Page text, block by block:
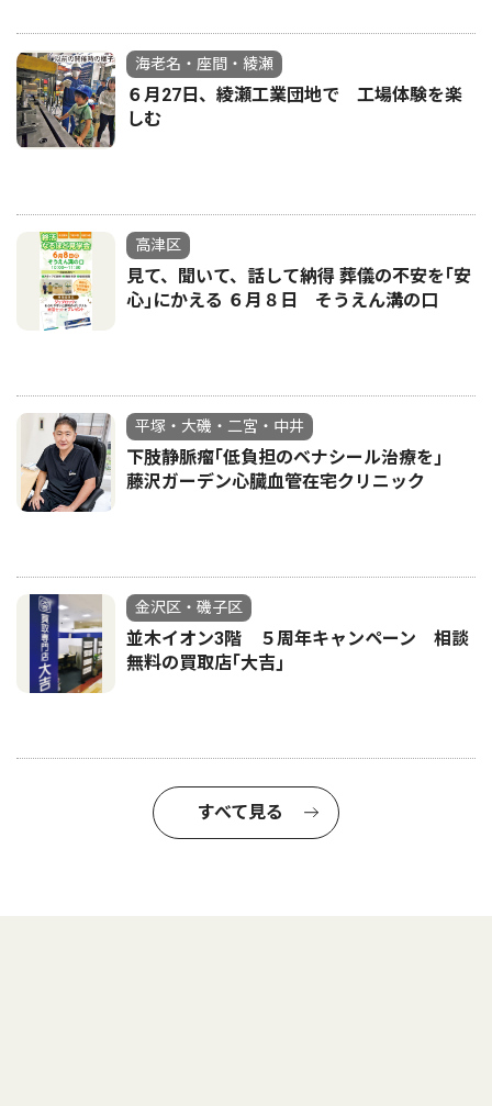
海老名・座間・綾瀬
６月27日、綾瀬工業団地で 工場体験を楽
しむ
高津区
見て、聞いて、話して納得 葬儀の不安を｢安
心｣にかえる ６月８日 そうえん溝の口
平塚・大磯・二宮・中井
下肢静脈瘤｢低負担のベナシール治療を｣
藤沢ガーデン心臓血管在宅クリニック
金沢区・磯子区
並木イオン3階 ５周年キャンペーン 相談
無料の買取店｢大吉｣
すべて見る